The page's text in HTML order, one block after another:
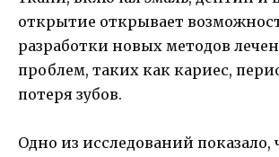
открытие открывает
разработки новых методов
проблем, таких как кариес,
потеря зубов.
Одно из исследований показало,